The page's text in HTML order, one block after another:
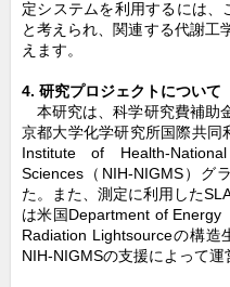
定システムを利用するには、
と考えられ、関連する代謝工
えます。
4. 研究プロジェクトについて
本研究は、科学研究費補助
京都大学化学研究所国際共同
Institute of Health-
Sciences（NIH-NIGMS）グ
た。また、測定に利用した
は米国Department of Energy
Radiation Lightsourceの構
NIH-NIGMSの支援によって運